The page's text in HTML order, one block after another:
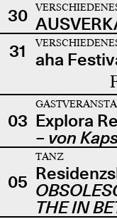
30
31 aha
03 Explora
– von
05
TANZ
THE IN